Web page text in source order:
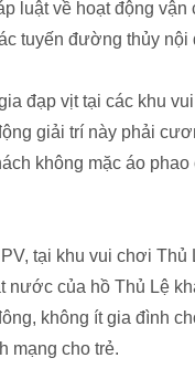
luật về hoạt động
tuyến đường thủy nội
đạp vịt tại các khu
giải trí này phải
không mặc áo
tại khu vui chơi
của hồ Thủ Lệ
không ít gia đình
mạng cho trẻ.